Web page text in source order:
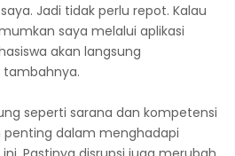
Jadi tidak perlu repot. Kalau
saya melalui aplikasi
akan langsung
tambahnya.
seperti sarana dan kompetensi
dalam menghadapi